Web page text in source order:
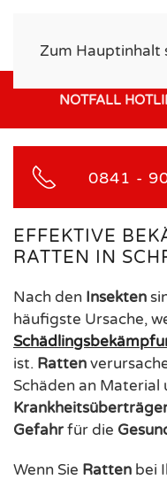
Zum Hauptinhalt
NOTFALL
0841 -
EFFEKTIVE
RATTEN IN
Nach den Insekten
häufigste Ursache,
ist. Ratten
Schäden an Material
Gefahrfür die
Wenn Sie Ratten bei